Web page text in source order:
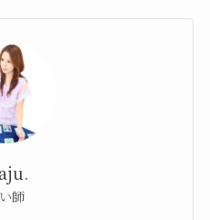
師